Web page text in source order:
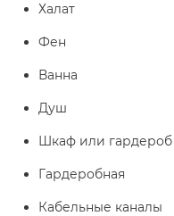
Халат
Фен
Ванна
Душ
Шкаф или гардероб
Гардеробная
Кабельные каналы